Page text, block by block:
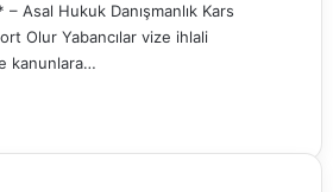
Asal Hukuk Danışmanlık Kars
Olur Yabancılar vize ihlali
kanunlara…